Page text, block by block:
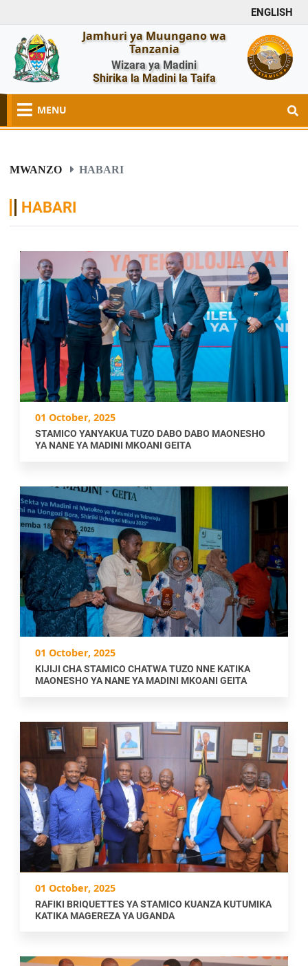
ENGLISH
Jamhuri ya Muungano wa
Tanzania
Wizara ya Madini
Shirika la Madini la Taifa
MENU
MWANZO HABARI
HABARI
01 October, 2025
STAMICO YANYAKUA TUZO DABO DABO MAONESHO
YA NANE YA MADINI MKOANI GEITA
01 October, 2025
KIJIJI CHA STAMICO CHATWA TUZO NNE KATIKA
MAONESHO YA NANE YA MADINI MKOANI GEITA
01 October, 2025
RAFIKI BRIQUETTES YA STAMICO KUANZA KUTUMIKA
KATIKA MAGEREZA YA UGANDA